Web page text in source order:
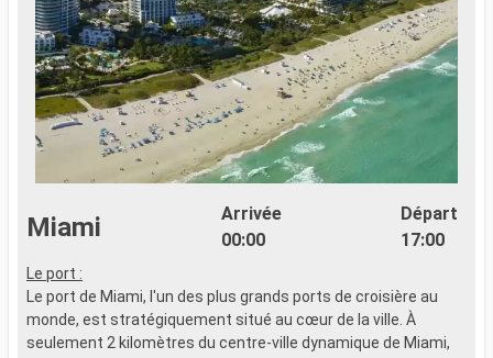
Miami
Arrivée
00:00
Départ
17:00
Le port :
Le port de Miami, l'un des plus grands ports de croisière au
monde, est stratégiquement situé au cœur de la ville. À
seulement 2 kilomètres du centre-ville dynamique de Miami,